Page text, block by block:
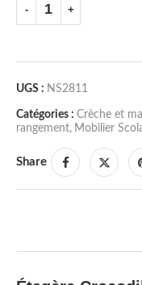
UGS : NS2811
Catégories : Crèche et
rangement, Mobilier
Share